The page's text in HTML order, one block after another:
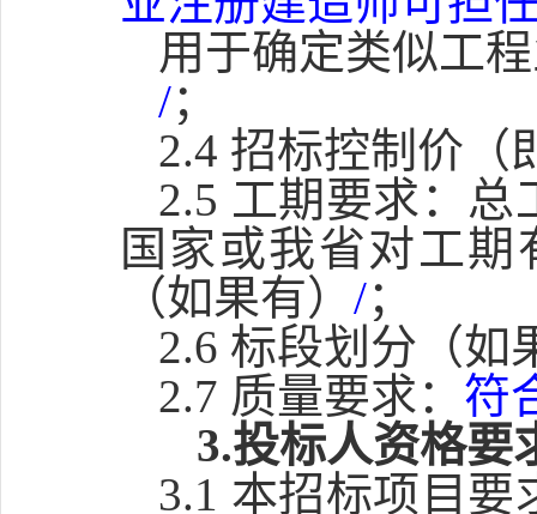
用于确定类似工
/；
2.4 招标控制价（
2.5 工期要求：总
国家或我省对工
（如果有） /；
2.6 标段划分（如
2.7 质量要求： 符
3.投标人资格要
3.1 本招标项目